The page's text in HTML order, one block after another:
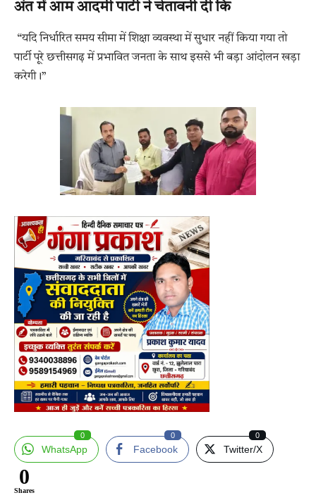
अंत में आम आदमी पार्टी ने चेतावनी दी कि
“यदि निर्धारित समय सीमा में शिक्षा व्यवस्था में सुधार नहीं किया गया तो
पार्टी पूरे छत्तीसगढ़ में प्रभावित जनता के साथ इससे भी बड़ा आंदोलन खड़ा
करेगी।”
WhatsApp
0
Facebook
0
Twitter/X
0
0
Shares